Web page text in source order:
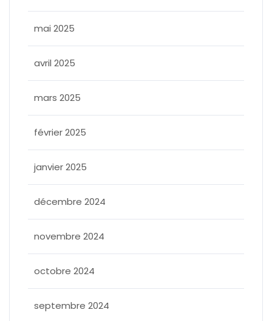
mai 2025
avril 2025
mars 2025
février 2025
janvier 2025
décembre 2024
novembre 2024
octobre 2024
septembre 2024